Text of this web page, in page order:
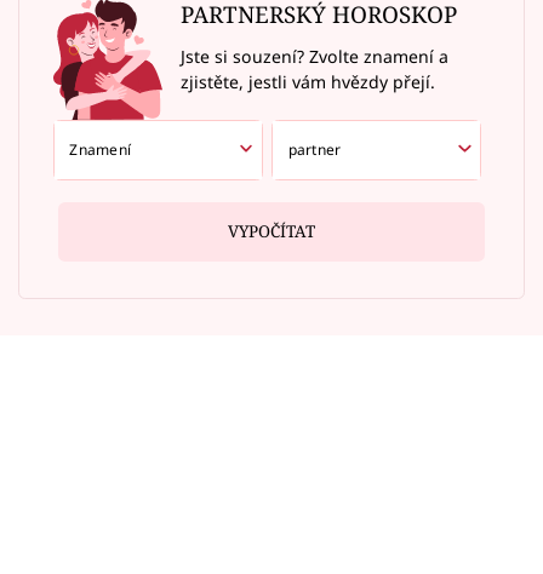
PARTNERSKÝ HOROSKOP
Jste si souzení? Zvolte znamení a
zjistěte, jestli vám hvězdy přejí.
VYPOČÍTAT